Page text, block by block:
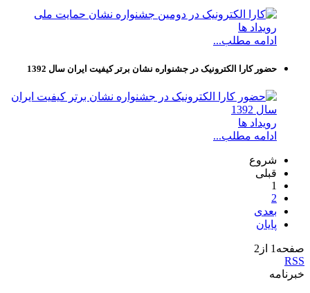
رویداد ها
ادامه مطلب...
حضور کارا الکترونیک در جشنواره نشان برتر کیفیت ایران سال 1392
رویداد ها
ادامه مطلب...
شروع
قبلی
1
2
بعدی
پایان
صفحه1 از2
RSS
خبرنامه